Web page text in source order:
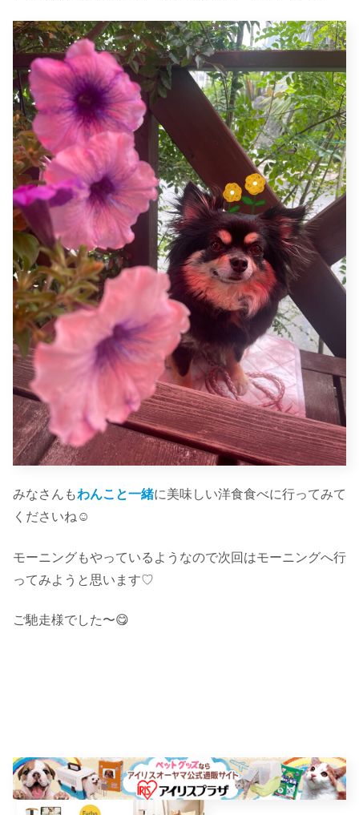
みなさんもわんこと一緒に美味しい洋食食べに行ってみて
くださいね☺︎
モーニングもやっているようなので次回はモーニングへ行
ってみようと思います♡
ご馳走様でした〜😋